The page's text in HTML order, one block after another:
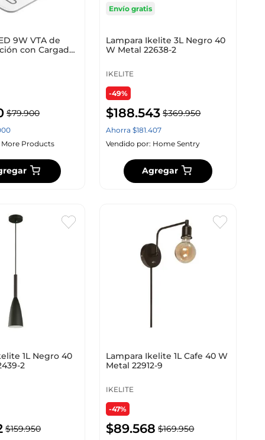
9W VTA de
con Cargador
$79.900
More Products
Envío gratis
Lampara Ikelite 3L Negro 40
W Metal 22638-2
IKELITE
-49%
$188.543 $369.950
Ahorra$181.407
Vendido por: Home Sentry
Agregar
1L Negro 40
2
$159.950
Lampara Ikelite 1L Cafe 40 W
Metal 22912-9
IKELITE
-47%
$89.568 $169.950